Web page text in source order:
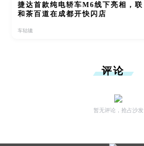
捷达首款纯电轿车M6线下亮相，联
和茶百道在成都开快闪店
车轱辘
评论
暂无评论，抢占沙发